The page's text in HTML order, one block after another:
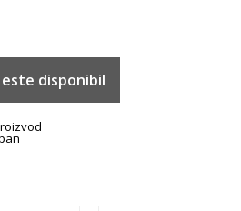
disponibil